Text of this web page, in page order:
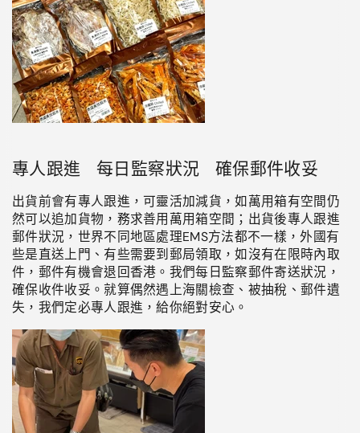
專人跟進 每日監察狀況 確保郵件收妥
出貨前會有專人跟進，可靈活加減貨，如萬用箱有空間仍
然可以追加貨物，務求善用萬用箱空間；出貨後專人跟進
郵件狀況，世界不同地區處理EMS方法都不一樣，外國有
些是直送上門、有些需要到郵局領取，如沒有在限時內取
件，郵件有機會退回香港。我們每日監察郵件寄送狀況，
確保收件收妥。就算偶然遇上海關檢查、被抽稅、郵件遺
失，我們定必專人跟進，給你絕對安心。